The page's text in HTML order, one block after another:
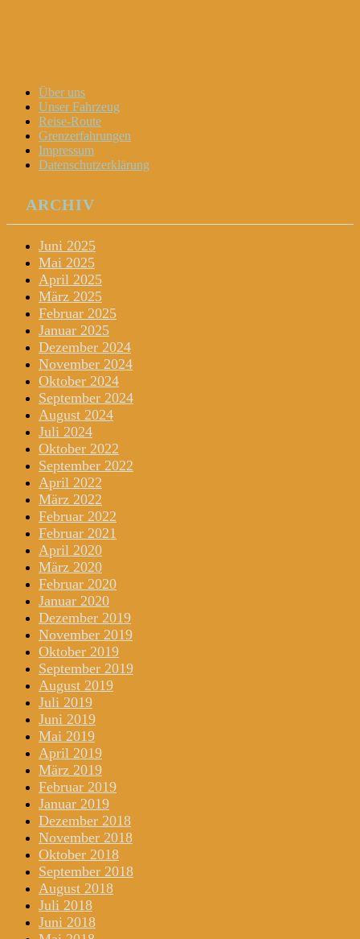
Menu
Widgets
Search
Skip
content
Über uns
Unser Fahrzeug
Reise-Route
Grenzerfahrungen
Impressum
Datenschutzerklärung
ARCHIV
Juni 2025
Mai 2025
April 2025
März 2025
Februar 2025
Januar 2025
Dezember 2024
November 2024
Oktober 2024
September 2024
August 2024
Juli 2024
Oktober 2022
September 2022
April 2022
März 2022
Februar 2022
Februar 2021
April 2020
März 2020
Februar 2020
Januar 2020
Dezember 2019
November 2019
Oktober 2019
September 2019
August 2019
Juli 2019
Juni 2019
Mai 2019
April 2019
März 2019
Februar 2019
Januar 2019
Dezember 2018
November 2018
Oktober 2018
September 2018
August 2018
Juli 2018
Juni 2018